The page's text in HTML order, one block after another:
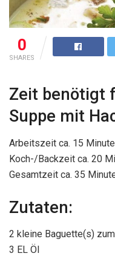
0
SHARES
Zeit benötigt
Suppe mit
Arbeitszeit ca. 15
Koch-/Backzeit ca. 20
Gesamtzeit ca. 35
Zutaten:
2 kleine Baguette(s)
3 EL Öl